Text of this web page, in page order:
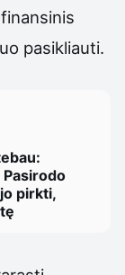
pasikliauti.
Pasirodo
pirkti,